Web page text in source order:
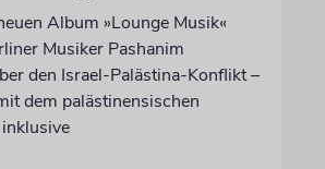
Album »Lounge Musik«
Musiker Pashanim
den Israel-Palästina-Konflikt –
dem palästinensischen